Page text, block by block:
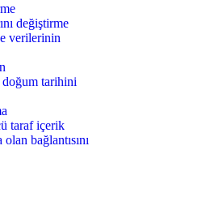
değiştirme
verilerinin
tarihini
taraf içerik
bağlantısını